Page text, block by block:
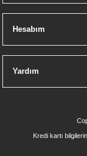
Hesabım
Yardım
Kredi kartı